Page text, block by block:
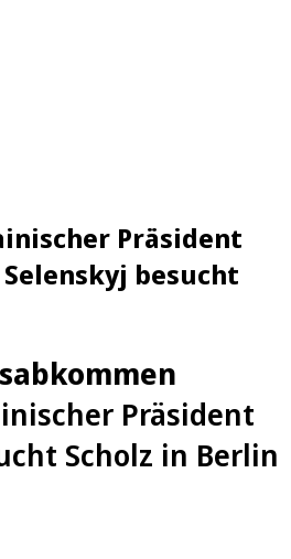
Präsident
besucht
Präsident
Scholz in Berlin